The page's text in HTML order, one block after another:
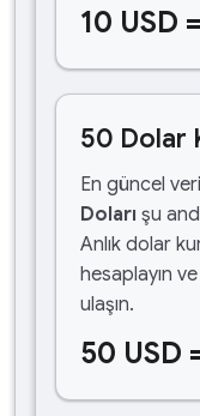
10 USD
50 Dolar
En güncel
Doları şu
Anlık dolar
hesaplayın
ulaşın.
50 USD